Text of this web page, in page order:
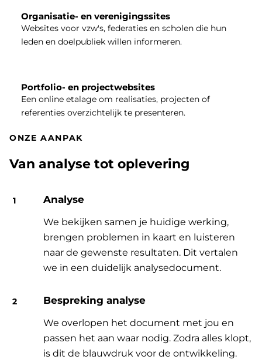
Organisatie- en verenigingssites
Websites voor vzw's, federaties en scholen die hun
leden en doelpubliek willen informeren.
Portfolio- en projectwebsites
Een online etalage om realisaties, projecten of
referenties overzichtelijk te presenteren.
ONZE AANPAK
Van analyse tot oplevering
Analyse
We bekijken samen je huidige werking,
brengen problemen in kaart en luisteren
naar de gewenste resultaten. Dit vertalen
we in een duidelijk analysedocument.
Bespreking analyse
We overlopen het document met jou en
passen het aan waar nodig. Zodra alles klopt,
is dit de blauwdruk voor de ontwikkeling.